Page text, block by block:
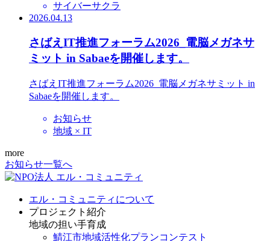
サイバーサクラ
2026.04.13
さばえIT推進フォーラム2026_電脳メガネサ
ミット in Sabaeを開催します。
さばえIT推進フォーラム2026_電脳メガネサミット in
Sabaeを開催します。
お知らせ
地域 × IT
more
お知らせ一覧へ
エル・コミュニティについて
プロジェクト紹介
地域の担い手育成
鯖江市地域活性化プランコンテスト